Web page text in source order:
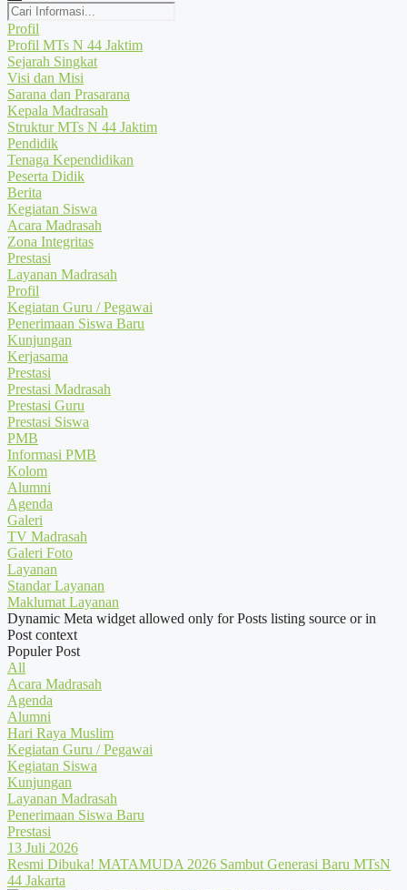
Cari
Informasi...
Profil
Profil MTs N 44 Jaktim
Sejarah Singkat
Visi dan Misi
Sarana dan Prasarana
Kepala Madrasah
Struktur MTs N 44 Jaktim
Pendidik
Tenaga Kependidikan
Peserta Didik
Berita
Kegiatan Siswa
Acara Madrasah
Zona Integritas
Prestasi
Layanan Madrasah
Profil
Kegiatan Guru / Pegawai
Penerimaan Siswa Baru
Kunjungan
Kerjasama
Prestasi
Prestasi Madrasah
Prestasi Guru
Prestasi Siswa
PMB
Informasi PMB
Kolom
Alumni
Agenda
Galeri
TV Madrasah
Galeri Foto
Layanan
Standar Layanan
Maklumat Layanan
Dynamic Meta widget allowed only for Posts listing source or in
Post context
Populer Post
All
Acara Madrasah
Agenda
Alumni
Hari Raya Muslim
Kegiatan Guru / Pegawai
Kegiatan Siswa
Kunjungan
Layanan Madrasah
Penerimaan Siswa Baru
Prestasi
13 Juli 2026
Resmi Dibuka! MATAMUDA 2026 Sambut Generasi Baru MTsN
44 Jakarta